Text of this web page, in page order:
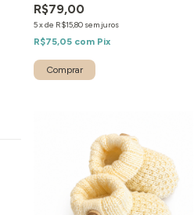
R$79,00
5xde R$15,80 sem juros
R$75,05 com Pix
Comprar